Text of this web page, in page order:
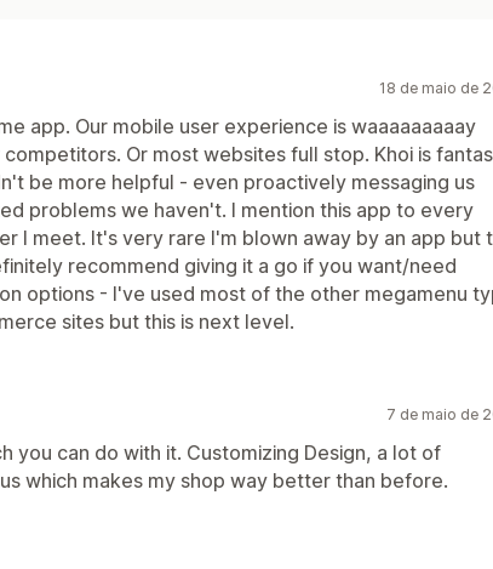
18 de maio de
app. Our mobile user experience is waaaaaaaaay
Or most websites full stop. Khoi is
be more helpful - even proactively messaging us
problems we haven't. I mention this app to every
I meet. It's very rare I'm blown away by an app but
recommend giving it a go if you want/need
options - I've used most of the other megamenu
sites but this is next level.
7 de maio de
you can do with it. Customizing Design, a lot of
which makes my shop way better than before.